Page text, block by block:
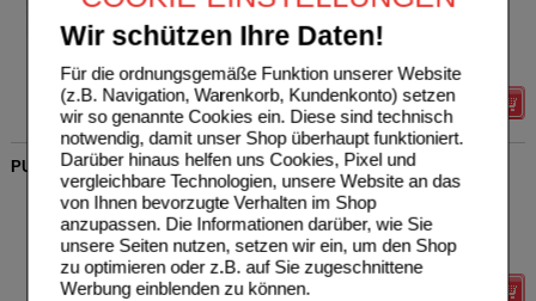
Wir schützen Ihre Daten!
Für die ordnungsgemäße Funktion unserer Website
(z.B. Navigation, Warenkorb, Kundenkonto) setzen
wir so genannte Cookies ein. Diese sind technisch
notwendig, damit unser Shop überhaupt funktioniert.
Darüber hinaus helfen uns Cookies, Pixel und
vergleichbare Technologien, unsere Website an das
von Ihnen bevorzugte Verhalten im Shop
anzupassen. Die Informationen darüber, wie Sie
unsere Seiten nutzen, setzen wir ein, um den Shop
zu optimieren oder z.B. auf Sie zugeschnittene
Werbung einblenden zu können.
16744636
Pulver
UVP**
Unser Preis*
Sie sparen
Grundpreis
404,57 €
Details
PURE ENCAPSULATIONS Mineral 650A Kapseln
pro medico GmbH
05132427
90St Kapseln
UVP**
Unser Preis*
Sie sparen 6,94 €